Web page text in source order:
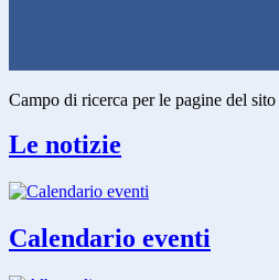
Campo di ricerca per le pagine del sito
Le notizie
Calendario eventi